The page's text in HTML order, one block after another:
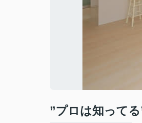
”プロは知って